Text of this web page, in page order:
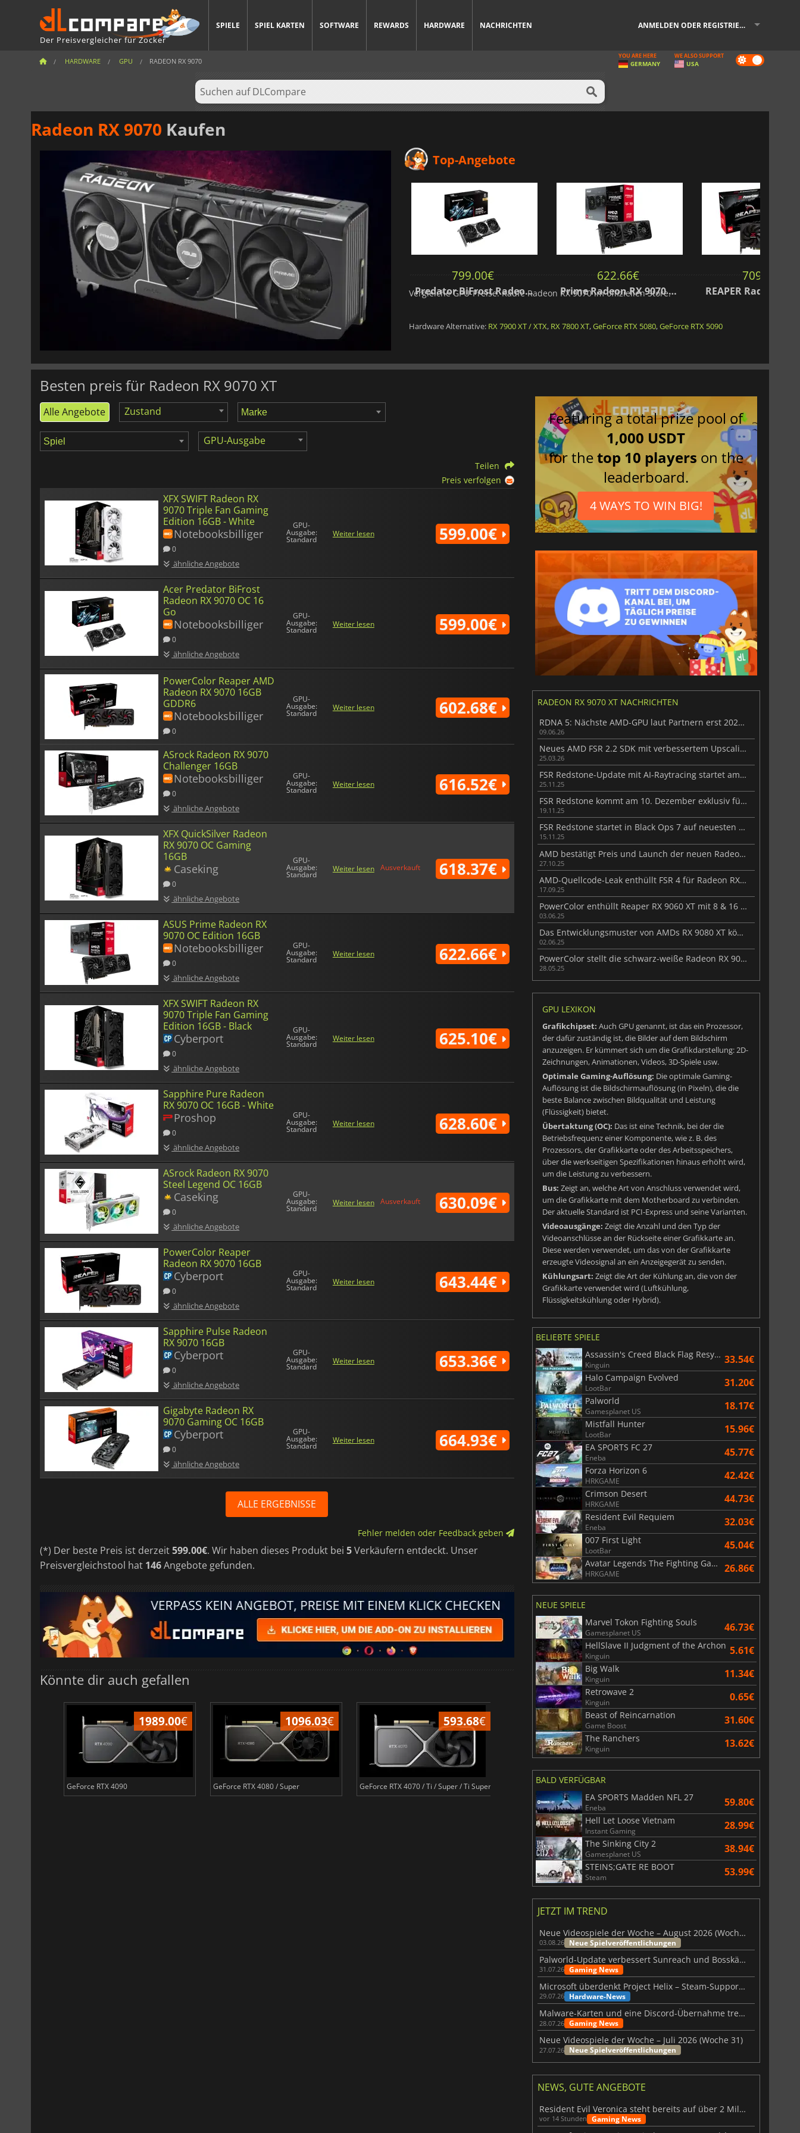
Der Preisvergleicher für Zocker
SPIELE SPIEL KARTEN SOFTWARE REWARDS HARDWARE NACHRICHTEN ANMELDEN ODER REGISTRIEREN
HARDWARE GPU RADEON RX 9070 Dark
mode
YOU ARE HERE
GERMANY
WE ALSO SUPPORT
USA
Radeon RX 9070 Kaufen
Top-Angebote
622.66
Prime Radeon RX 9070 OC Edition 16GB
709.00 799.00€
Predator BiFrost Radeon RX 9070 XT OC 16 Go
622.66€
Prime Radeon RX 9070 OC Edition 16GB
709.00
Vergleiche GPU-Preise. Kaufe Radeon RX 9070 im offiziellen Store.
Hardware Alternative: RX 7900 XT / XTX, RX 7800 XT,GeForce RTX 5080,GeForce RTX 5090
Besten preis für Radeon RX 9070 XT
Alle Angebote Zustand
GPU-Ausgabe
Teilen
Preis verfolgen
XFX SWIFT Radeon RX
9070 Triple Fan Gaming
Edition 16GB - White
Notebooksbilliger
0
ähnliche Angebote
GPU-
Ausgabe:
Standard
Weiter lesen 599.00€
Acer Predator BiFrost
Radeon RX 9070 OC 16
Go
Notebooksbilliger
0
ähnliche Angebote
GPU-
Ausgabe:
Standard
Weiter lesen 599.00€
PowerColor Reaper AMD
Radeon RX 9070 16GB
GDDR6
Notebooksbilliger
0
GPU-
Ausgabe:
Standard
Weiter lesen 602.68€
ASrock Radeon RX 9070
Challenger 16GB
Notebooksbilliger
0
ähnliche Angebote
GPU-
Ausgabe:
Standard
Weiter lesen 616.52€
XFX QuickSilver Radeon
RX 9070 OC Gaming
16GB
Caseking
0
ähnliche Angebote
GPU-
Ausgabe:
Standard
Weiter lesen Ausverkauft 618.37€
ASUS Prime Radeon RX
9070 OC Edition 16GB
Notebooksbilliger
0
ähnliche Angebote
GPU-
Ausgabe:
Standard
Weiter lesen 622.66€
XFX SWIFT Radeon RX
9070 Triple Fan Gaming
Edition 16GB - Black
Cyberport
0
ähnliche Angebote
GPU-
Ausgabe:
Standard
Weiter lesen 625.10€
Sapphire Pure Radeon
RX 9070 OC 16GB - White
Proshop
0
ähnliche Angebote
GPU-
Ausgabe:
Standard
Weiter lesen 628.60€
ASrock Radeon RX 9070
Steel Legend OC 16GB
Caseking
0
ähnliche Angebote
GPU-
Ausgabe:
Standard
Weiter lesen Ausverkauft 630.09€
PowerColor Reaper
Radeon RX 9070 16GB
Cyberport
0
ähnliche Angebote
GPU-
Ausgabe:
Standard
Weiter lesen 643.44€
Sapphire Pulse Radeon
RX 9070 16GB
Cyberport
0
ähnliche Angebote
GPU-
Ausgabe:
Standard
Weiter lesen 653.36€
Gigabyte Radeon RX
9070 Gaming OC 16GB
Cyberport
0
ähnliche Angebote
GPU-
Ausgabe:
Standard
Weiter lesen 664.93€
ALLE ERGEBNISSE
Fehler melden oder Feedback geben
(*) Der beste Preis ist derzeit599.00€. Wir haben dieses Produkt bei 5Verkäufern entdeckt. Unser
Preisvergleichstool hat 146Angebote gefunden.
Könnte dir auch gefallen
1989.00€
GeForce RTX 4090
1096.03€
GeForce RTX 4080 / Super
593.68€
GeForce RTX 4070 / Ti / Super / Ti Super
314.90€
GeForce RTX 4060 / Ti
813.33
Featuring a total prize pool of
1,000 USDT
for thetop 10 players on the
leaderboard.
4 WAYS TO WIN BIG!
RADEON RX 9070 XT NACHRICHTEN
RDNA 5: Nächste AMD-GPU laut Partnern erst 2027 erwartet
09.06.26
Neues AMD FSR 2.2 SDK mit verbessertem Upscaling vorgestellt
25.03.26
FSR Redstone-Update mit AI-Raytracing startet am 10. Dezember
25.11.25
FSR Redstone kommt am 10. Dezember exklusiv für Radeon RX 9000
19.11.25
FSR Redstone startet in Black Ops 7 auf neuesten AMD-Grafikkarten
15.11.25
AMD bestätigt Preis und Launch der neuen Radeon AI Pro R9700
27.10.25
AMD-Quellcode-Leak enthüllt FSR 4 für Radeon RX 7000 & RTX 30
17.09.25
PowerColor enthüllt Reaper RX 9060 XT mit 8 & 16 GB Varianten
03.06.25
Das Entwicklungsmuster von AMDs RX 9080 XT könnte mit RTX 5080 Super konkurrieren
02.06.25
PowerColor stellt die schwarz-weiße Radeon RX 9070 REVA GPU-Serie vor
28.05.25
GPU LEXIKON
Grafikchipset: Auch GPU genannt, ist das ein Prozessor,
der dafür zuständig ist, die Bilder auf dem Bildschirm
anzuzeigen. Er kümmert sich um die Grafikdarstellung: 2D-
Zeichnungen, Animationen, Videos, 3D-Spiele usw.
Optimale Gaming-Auflösung: Die optimale Gaming-
Auflösung ist die Bildschirmauflösung (in Pixeln), die die
beste Balance zwischen Bildqualität und Leistung
(Flüssigkeit) bietet.
Übertaktung (OC): Das ist eine Technik, bei der die
Betriebsfrequenz einer Komponente, wie z. B. des
Prozessors, der Grafikkarte oder des Arbeitsspeichers,
über die werkseitigen Spezifikationen hinaus erhöht wird,
um die Leistung zu verbessern.
Bus: Zeigt an, welche Art von Anschluss verwendet wird,
um die Grafikkarte mit dem Motherboard zu verbinden.
Der aktuelle Standard ist PCI-Express und seine Varianten.
Videoausgänge: Zeigt die Anzahl und den Typ der
Videoanschlüsse an der Rückseite einer Grafikkarte an.
Diese werden verwendet, um das von der Grafikkarte
erzeugte Videosignal an ein Anzeigegerät zu senden.
Kühlungsart: Zeigt die Art der Kühlung an, die von der
Grafikkarte verwendet wird (Luftkühlung,
Flüssigkeitskühlung oder Hybrid).
BELIEBTE SPIELE
Assassin's Creed Black Flag Resynced
Kinguin 33.54€
Halo Campaign Evolved
LootBar 31.20€
Palworld
Gamesplanet US 18.17€
Mistfall Hunter
LootBar 15.96€
EA SPORTS FC 27
Eneba 45.77€
Forza Horizon 6
HRKGAME 42.42€
Crimson Desert
HRKGAME 44.73€
Resident Evil Requiem
Eneba 32.03€
007 First Light
LootBar 45.04€
Avatar Legends The Fighting Game
HRKGAME 26.86€
NEUE SPIELE
Marvel Tokon Fighting Souls
Gamesplanet US 46.73€
HellSlave II Judgment of the Archon
Kinguin 5.61€
Big Walk
Kinguin 11.34€
Retrowave 2
Kinguin 0.65€
Beast of Reincarnation
Game Boost 31.60€
The Ranchers
Kinguin 13.62€
BALD VERFÜGBAR
EA SPORTS Madden NFL 27
Eneba 59.80€
Hell Let Loose Vietnam
Instant Gaming 28.99€
The Sinking City 2
Gamesplanet US 38.94€
STEINS;GATE RE BOOT
Steam 53.99€
JETZT IM TREND
Neue Videospiele der Woche – August 2026 (Woche 32)
03.08.26 Neue Spielveröffentlichungen
Palworld-Update verbessert Sunreach und Bosskämpfe deutlich
31.07.26 Gaming News
Microsoft überdenkt Project Helix – Steam-Support gefährdet
29.07.26 Hardware-News
Malware-Karten und eine Discord-Übernahme treffen Meccha Chameleon
28.07.26 Gaming News
Neue Videospiele der Woche – Juli 2026 (Woche 31)
27.07.26 Neue Spielveröffentlichungen
NEWS, GUTE ANGEBOTE
Resident Evil Veronica steht bereits auf über 2 Millionen Wunschlisten
vor 14 Stunden Gaming News